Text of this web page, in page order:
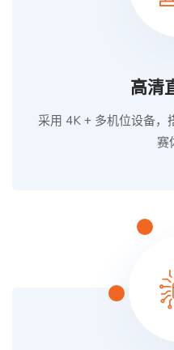
高清
采用 4K + 多机位设备，
赛